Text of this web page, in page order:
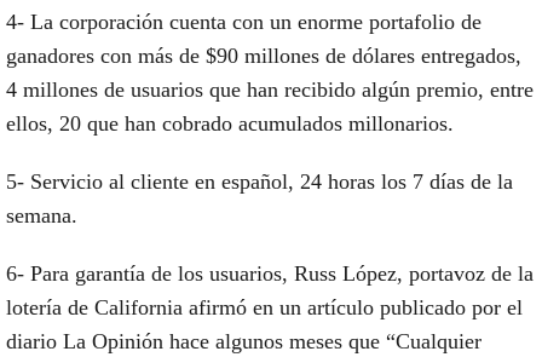
4- La corporación cuenta con un enorme portafolio de
ganadores con más de $90 millones de dólares entregados,
4 millones de usuarios que han recibido algún premio, entre
ellos, 20 que han cobrado acumulados millonarios.
5- Servicio al cliente en español, 24 horas los 7 días de la
semana.
6- Para garantía de los usuarios, Russ López, portavoz de la
lotería de California afirmó en un artículo publicado por el
diario La Opinión hace algunos meses que “Cualquier